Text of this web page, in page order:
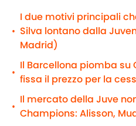
•
I due motivi principali
Silva lontano dalla
Madrid)
•
Il Barcellona piomba su
fissa il prezzo per la
•
Il mercato della Juve
Champions: Alisson,